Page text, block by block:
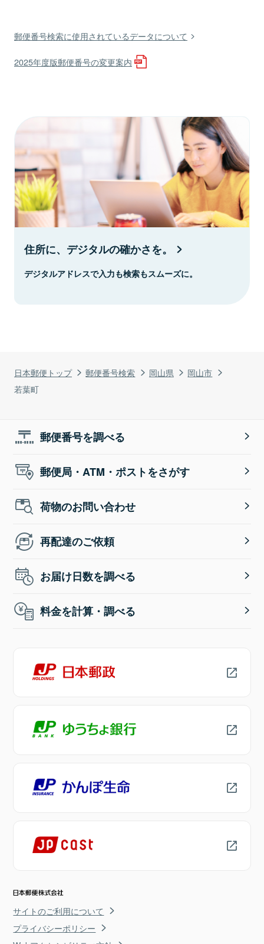
日本郵便トップ 郵便番号検索 岡山県
岡山市
若葉町
郵便番号検索に使用されているデータについて
2025年度版郵便番号の変更案内
住所に、デジタルの確かさを。
デジタルアドレスで入力も検索もスムーズに。
郵便番号を調べる
郵便局・ATM・ポストをさがす
荷物のお問い合わせ
再配達のご依頼
お届け日数を調べる
料金を計算・調べる
サイトのご利用について
プライバシーポリシー